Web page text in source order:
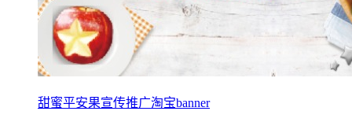
甜蜜平安果宣传推广淘宝banner